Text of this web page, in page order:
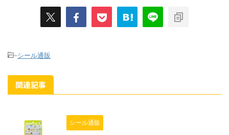
-シール通販
関連記事
シール通販